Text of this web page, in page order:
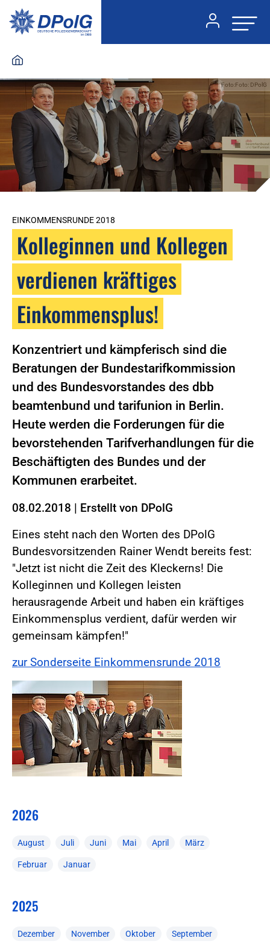
Foto:Foto: DPolG
EINKOMMENSRUNDE 2018
Kolleginnen und Kollegen
verdienen kräftiges
Einkommensplus!
Konzentriert und kämpferisch sind die
Beratungen der Bundestarifkommission
und des Bundesvorstandes des dbb
beamtenbund und tarifunion in Berlin.
Heute werden die Forderungen für die
bevorstehenden Tarifverhandlungen für die
Beschäftigten des Bundes und der
Kommunen erarbeitet.
08.02.2018 | Erstellt von DPolG
Eines steht nach den Worten des DPolG
Bundesvorsitzenden Rainer Wendt bereits fest:
"Jetzt ist nicht die Zeit des Kleckerns! Die
Kolleginnen und Kollegen leisten
herausragende Arbeit und haben ein kräftiges
Einkommensplus verdient, dafür werden wir
gemeinsam kämpfen!"
zur Sonderseite Einkommensrunde 2018
2026
August Juli Juni Mai April März
Februar Januar
2025
Dezember November Oktober September